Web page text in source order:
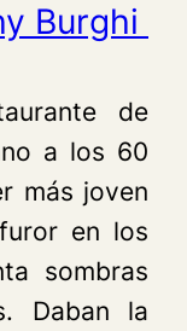
Burghi
de
a los 60
más joven
en los
sombras
Daban la